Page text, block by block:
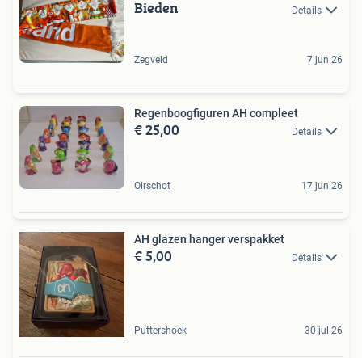
Bieden Details
Zegveld 7 jun 26
Regenboogfiguren AH compleet
€ 25,00 Details
Oirschot 17 jun 26
AH glazen hanger verspakket
€ 5,00 Details
Puttershoek 30 jul 26